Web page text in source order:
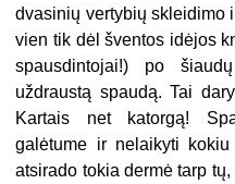
dvasinių vertybių skleidimo
vien tik dėl šventos idėjos
spausdintojai!) po
uždraustą spaudą. Tai
Kartais net katorgą!
galėtume ir nelaikyti
atsirado tokia dermė tarp